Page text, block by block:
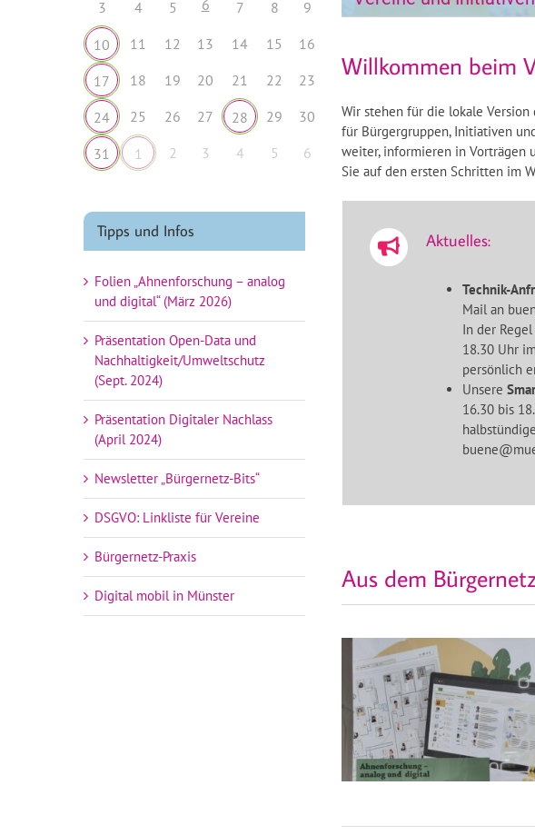
Willkommen beim
Wir stehen für die lokale
für Bürgergruppen, Initiativen
weiter, informieren in Vorträgen
Sie auf den ersten Schritten im
Aktuelles:
Technik-
Mail an
In der
18.30 Uhr
persönlich
Unsere
16.30 bis
Aus dem
3
4 5 6 7 8 9
10 11 12 13 14 15 16
17 18 19 20 21 22 23
24 25 26 27 28 29 30
31 1 2 3 4 5 6
Tipps und Infos
Folien „Ahnenforschung – analog
und digital“ (März 2026)
Präsentation Open-Data und
Nachhaltigkeit/Umweltschutz
(Sept. 2024)
Präsentation Digitaler Nachlass
(April 2024)
Newsletter „Bürgernetz-Bits“
DSGVO: Linkliste für Vereine
Bürgernetz-Praxis
Digital mobil in Münster